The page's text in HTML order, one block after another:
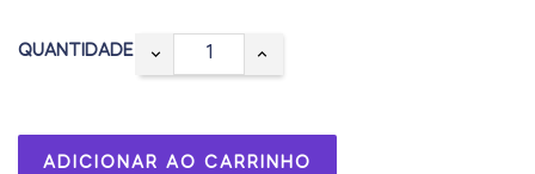
QUANTIDADE
ADICIONAR AO CARRINHO